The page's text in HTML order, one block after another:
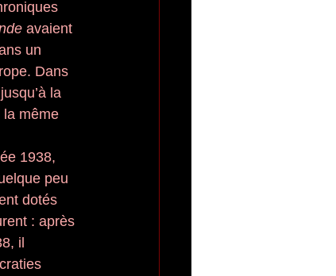
avaient
un
Dans
la
la même
1938,
peu
dotés
: après
il